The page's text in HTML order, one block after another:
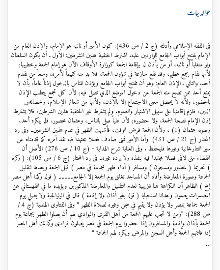
حوالہ جات
فی الفقه الإسلامي وأدلته (ج 2 / ص 436): كون الأمير أو نائبه هو الإمام، والإذن العام من
الإمام بفتح أبواب الجامع للواردين عليه. اشترط الحنفية هذين الشرطين: الأول ـ أن يكون السلطان
ولو متغلباً أو نائبه، أو من يأذن له بإقامة الجمعة كوزارة الأوقاف الآن هو إمام الجمعة وخطيبها؛
لأنها تقام بجمع عظيم، وقد تقع منازعة في شؤون الجمعة، فلا بد منه تتميماً لأمره، ومنعاً من تقدم
أحد. والثاني ـ الإذن العام: وهو أن تفتح أبواب الجامع ويؤذن للناس بالدخول إذناً عاماً، بأن لا
يمنع أحد ممن تصح منه الجمعة عن دخول الموضع الذي تصلى فيه؛ لأن كل تجمع يتطلب الإذن
بالحضور، ولأنه لا يحصل معنى الاجتماع إلا بالإذن، ولأنها من شعائر الإسلام، وخصائص
الدين، فلزم إقامتها على سبيل الاشتهار والعموم. ولم يشترط غير الحنفية هذين الشرطين، فلا يشترط
إذن الإمام لصحة الجمعة، ولا حضوره؛ لأن علياً صلى بالناس، وعثمان محصور، فلم ينكره أحد،
وصوبه عثمان (1) ، ولأن الجمعة فرض الوقت، فأشبهت الظهر في عدم هذين الشرطين۔ وفی رد
المحتار (ج 21 / ص 431): وأما الأمير فمتى صادف فصلا مجتهدا فيه نفذ أمره كما قدمناه عن
سير التتارخانية وغيرها فليحفظ . وفی العناية شرح الهداية - (ج 10 / ص 276) الأصل أن
القضاء متى لاقى فصلا مجتهدا فيه ينفذه ولا يرده غيره۔ فی رد المحتار (ج 6 / ص 105): ( وكره
) تحريما ( لمعذور ومسجون ) ومسافر ( أداء ظهر بجماعة في مصر ) قبل الجمعة وبعدها لتقليل
الجماعة وصورة المعارضة وأفاد أن المساجد تغلق يوم الجمعة إلا الجامع۔۔۔۔۔ ( قوله وكذا أهل مصر
إلخ ) الظاهر أن الكراهة هنا تنزيهية لعدم التقليل والمعارضة المذكورين ويؤيده ما في القهستاني عن
المضمرات يصلون وحدانا استحبابا ( قوله بغير أذان ولا إقامة ) قال في الولوالجية ولا يصلي يوم
الجمعة جماعة بمصر ولا يؤذن ولا يقيم في سجن وغيره لصلاة الظهر “ وفی الفتاوى الهندية (ج 4 /
ص 288): ”ومن لا تجب عليهم الجمعة من أهل القرى والبوادي لهم أن يصلوا الظهر بجماعة يوم
الجمعة بأذان وإقامة والمسافرون إذا حضروا يوم الجمعة في مصر يصلون فرادى وكذلك أهل المصر
إذا فاتتهم الجمعة وأهل السجن والمرض ويكره لهم الجماعة “
..